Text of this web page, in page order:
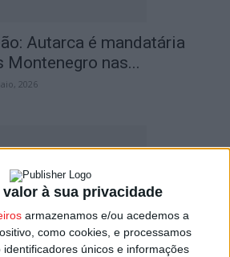
valor à sua privacidade
armazenamos e/ou acedemos a
como cookies, e processamos
únicos e informações
Autarca é mandatária
nas...
2026